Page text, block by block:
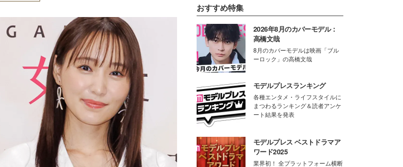
おすすめ特集
2026年8月のカバーモデル：
高橋文哉
8月のカバーモデルは映画「ブル
ーロック」の高橋文哉
モデルプレスランキング
各種エンタメ・ライフスタイルに
まつわるランキング＆読者アンケ
ート結果を発表
モデルプレス ベストドラマア
ワード2025
業界初！ 全プラットフォーム横断